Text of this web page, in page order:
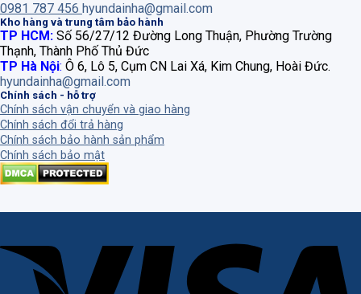
0981 787 456 hyundainha@gmail.com
Kho hàng và trung tâm bảo hành
TP HCM: Số 56/27/12 Đường Long Thuận, Phường Trường
Thạnh, Thành Phố Thủ Đức
TP Hà Nội: Ô 6, Lô 5, Cụm CN Lai Xá, Kim Chung, Hoài Đức.
hyundainha@gmail.com
Chính sách - hỗ trợ
Chính sách vận chuyển và giao hàng
Chính sách đổi trả hàng
Chính sách bảo hành sản phẩm
Chính sách bảo mật